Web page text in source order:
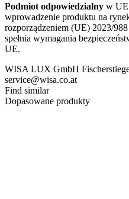
Podmiot odpowiedzialny w UE
wprowadzenie produktu na
rozporządzeniem (UE) 2023/
spełnia wymagania
UE.
WISA LUX GmbH
service@wisa.co.at
Find similar
Dopasowane produkty